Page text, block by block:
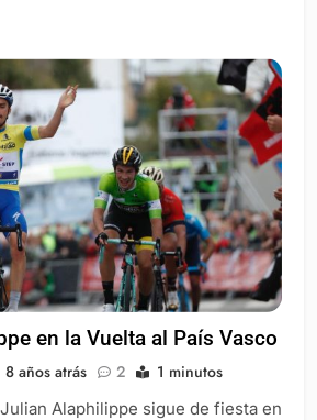
en la Vuelta al País Vasco
8 años atrás 2 1 minutos
Alaphilippe sigue de fiesta en